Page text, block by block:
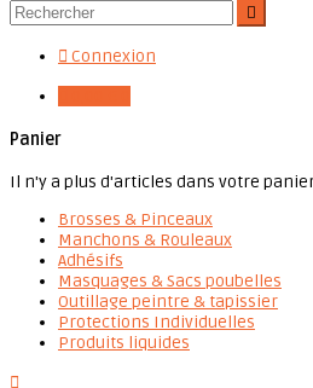

 Connexion
Panier
Il n'y a plus d'articles dans votre
Brosses & Pinceaux
Manchons & Rouleaux
Adhésifs
Masquages & Sacs poubelles
Outillage peintre & tapissier
Protections Individuelles
Produits liquides
